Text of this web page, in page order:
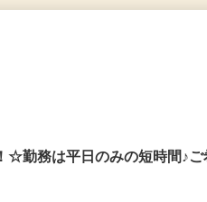
更新日：
☆勤務は平日のみの短時間♪